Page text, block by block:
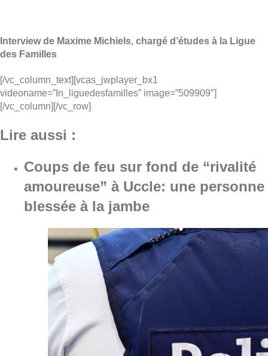
blessée à la jambe
08 août 2026 Consulter l'article "Coups de feu sur fond
Pizza Nizar: un coup de pub
inattendu grâce à l’IA